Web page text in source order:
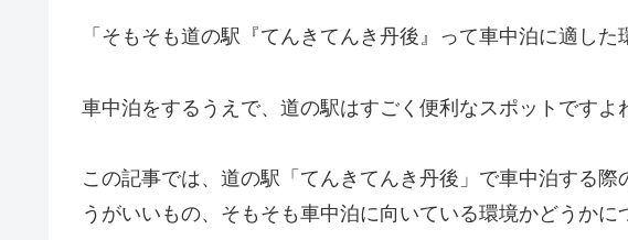
「そもそも道の駅『てんきてんき丹後』って車中泊に適し
車中泊をするうえで、道の駅はすごく便利なスポットですよ
この記事では、道の駅「てんきてんき丹後」で車中泊する
うがいいもの、そもそも車中泊に向いている環境かどうかに